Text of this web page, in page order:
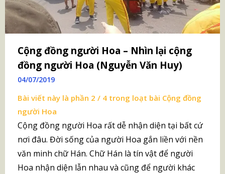
Cộng đồng người Hoa – Nhìn lại cộng
đồng người Hoa (Nguyễn Văn Huy)
04/07/2019
Bài viết này là phần 2 / 4 trong loạt bài Cộng đồng
người Hoa
Cộng đồng người Hoa rất dễ nhận diện tại bất cứ
nơi đâu. Đời sống của người Hoa gắn liền với nền
văn minh chữ Hán. Chữ Hán là tín vật để người
Hoa nhận diện lẫn nhau và cũng để người khác